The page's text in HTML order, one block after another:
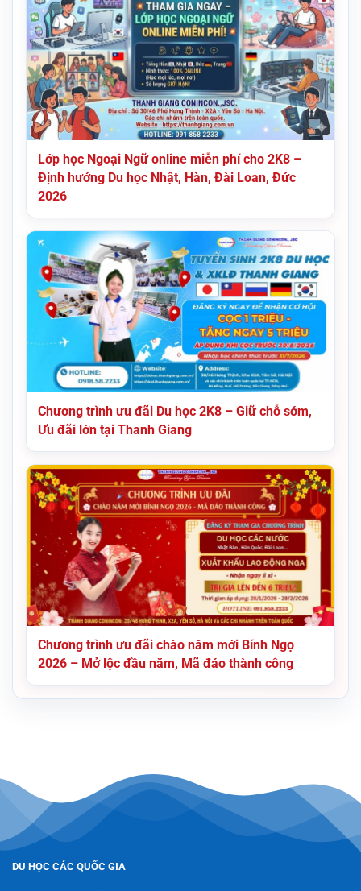
Lớp học Ngoại Ngữ online miễn phí cho 2K8 –
Định hướng Du học Nhật, Hàn, Đài Loan, Đức
2026
Chương trình ưu đãi Du học 2K8 – Giữ chỗ sớm,
Ưu đãi lớn tại Thanh Giang
Chương trình ưu đãi chào năm mới Bính Ngọ
2026 – Mở lộc đầu năm, Mã đáo thành công
DU HỌC CÁC QUỐC GIA